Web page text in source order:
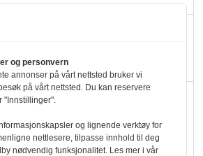
oktan
KBS-bransjen i
endring: Stadig større
serveringstilbud
og personvern
annonser på vårt nettsted bruker vi
på vårt nettsted. Du kan reservere
"Innstillinger".
og lignende verktøy for
nettlesere, tilpasse innhold til deg
nødvendig funksjonalitet. Les mer i vår